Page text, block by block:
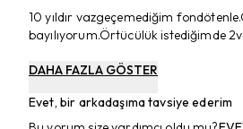
10 yıldır vazgeçemediğim
bayılıyorum.Örtücülük istediğimde
DAHA FAZLA GÖSTER
Evet, bir arkadaşıma tavsiye ederim